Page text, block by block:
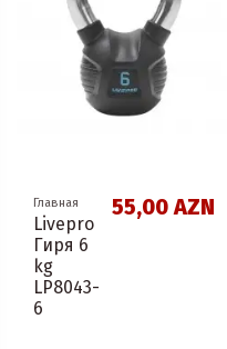
Главная
Livepro
Гиря 6
kg
LP8043-
6
55,00 AZN